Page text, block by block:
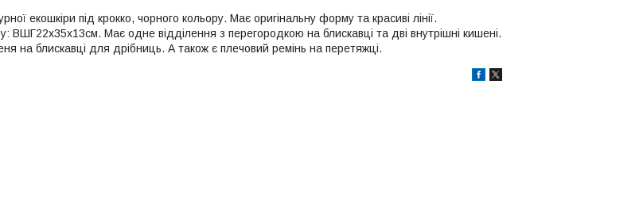
екошкіри під крокко, чорного кольору. Має оригінальну форму та красиві лінії.
ВШГ22х35х13см. Має одне відділення з перегородкою на блискавці та дві внутрішні кишені.
на блискавці для дрібниць. А також є плечовий ремінь на перетяжці.